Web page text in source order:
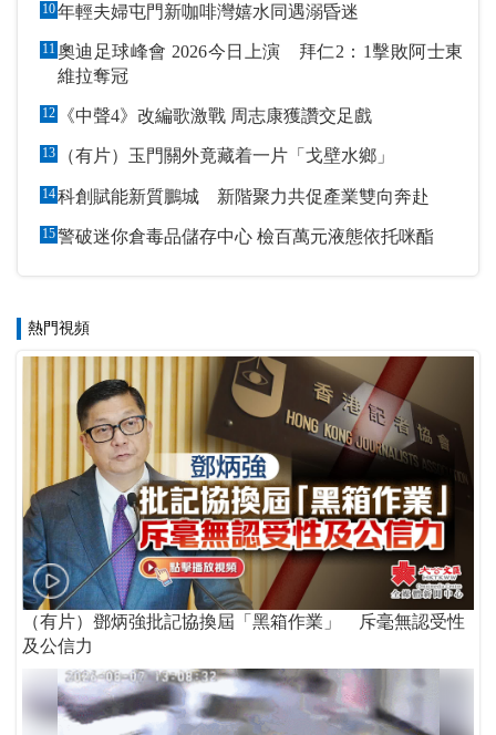
10年輕夫婦屯門新咖啡灣嬉水同遇溺昏迷
11奧迪足球峰會 2026今日上演 拜仁2：1擊敗阿士東
維拉奪冠
12 《中聲4》改編歌激戰 周志康獲讚交足戲
13 （有片）玉門關外竟藏着一片「戈壁水鄉」
14科創賦能新質鵬城 新階聚力共促產業雙向奔赴
15警破迷你倉毒品儲存中心 檢百萬元液態依托咪酯
熱門視頻
（有片）鄧炳強批記協換屆「黑箱作業」 斥毫無認受性
及公信力